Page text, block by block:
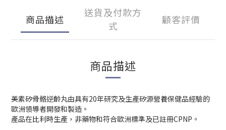
商品描述
送貨及付款方
式
顧客評價
商品描述
美素矽骨骼逆齡丸由具有20年研究及生產矽源營養保健品經驗的
歐洲領導者開發和製造。
產品在比利時生產，非藥物和符合歐洲標準及已註冊CPNP。